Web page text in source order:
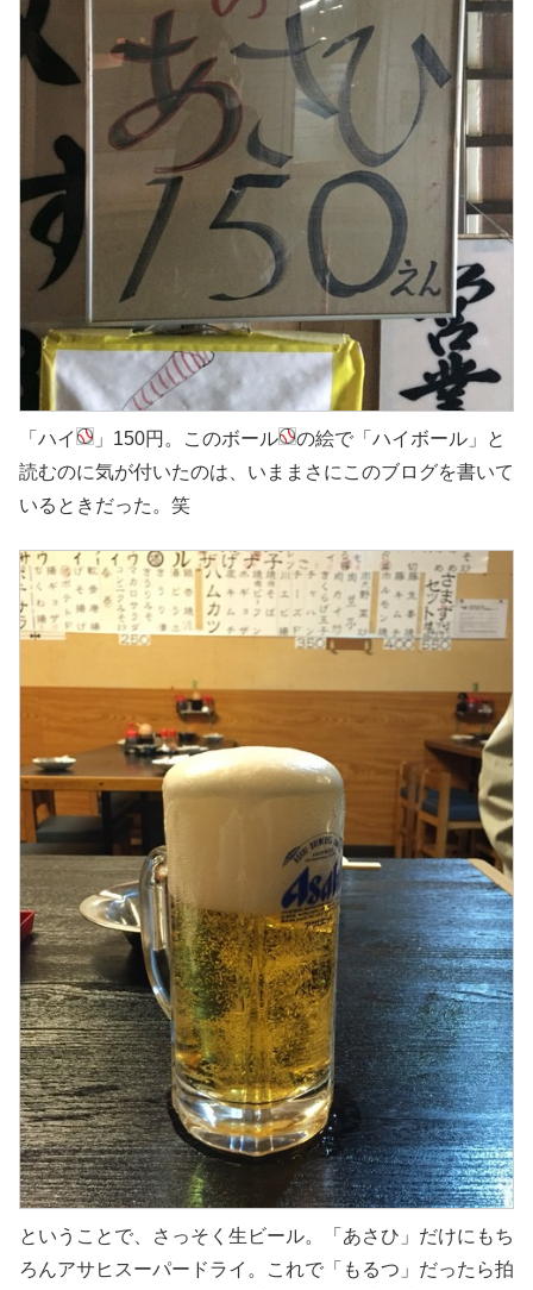
「ハイ 」150円。このボール
の絵で「ハイボール」と
読むのに気が付いたのは、いままさにこのブログを書いて
いるときだった。笑
ということで、さっそく生ビール。「あさひ」だけにもち
ろんアサヒスーパードライ。これで「もるつ」だったら拍